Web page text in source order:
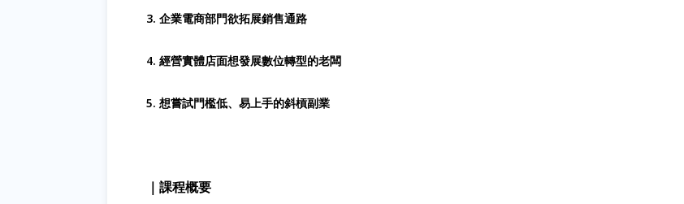
3. 企業電商部門欲拓展銷售通路
4. 經營實體店面想發展數位轉型的老闆
5. 想嘗試門檻低、易上手的斜槓副業
｜課程概要